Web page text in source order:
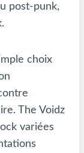
post-punk,
choix
The Voidz
variées